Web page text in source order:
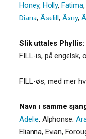
Honey, Holly, Fatima,
Diana, Åselill, Åsny,
Slik uttales Phyllis:
FILL-is, på engelsk,
FILL-øs, med mer
Navn i samme
Adelie, Alphonse,
Elianna, Evian,